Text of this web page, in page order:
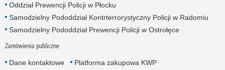
Oddział Prewencji Policji w Płocku
Samodzielny Pododdział Kontrterrorystyczny Policji w Radomiu
Samodzielny Pododdział Prewencji Policji w Ostrołęce
Zamówienia publiczne
Dane kontaktowe
Platforma zakupowa KWP